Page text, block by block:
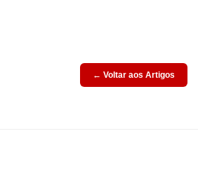
← Voltar aos Artigos